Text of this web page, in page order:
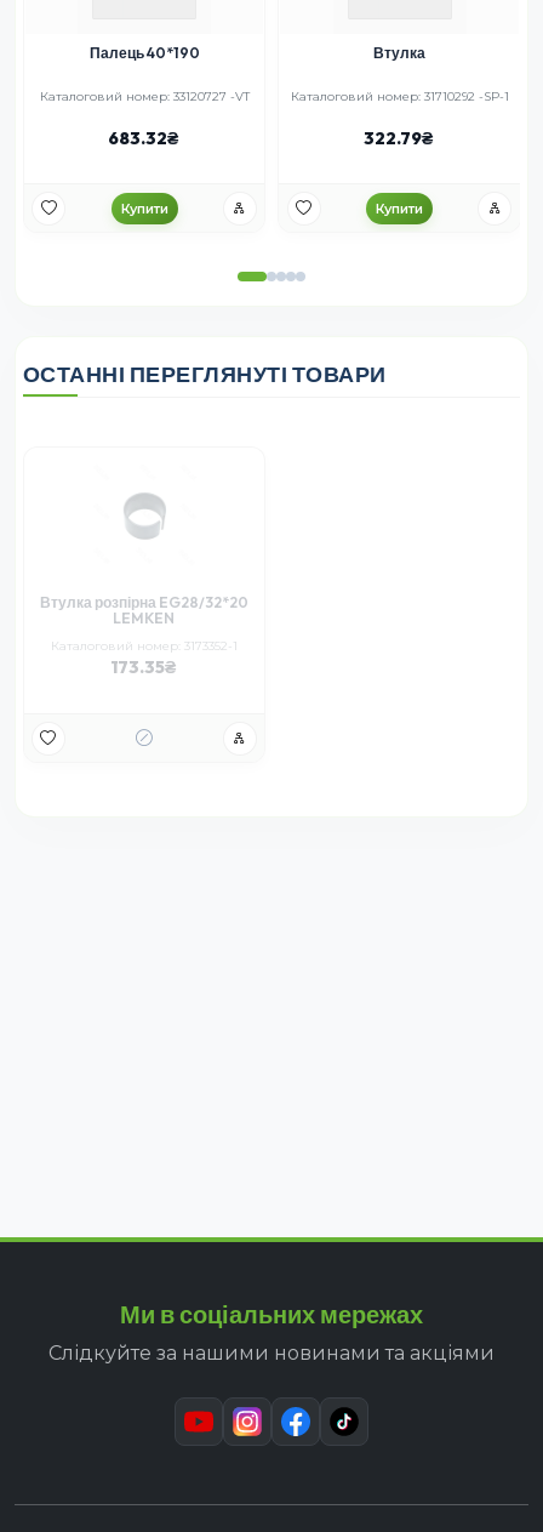
Палець 40*190
Каталоговий номер: 33120727 -VT
683.32
Купити
Втулка
Каталоговий номер: 31710292 -SP-1
322.79
Купити
ОСТАННІ ПЕРЕГЛЯНУТІ ТОВАРИ
Втулка розпірна EG28/32*20
LEMKEN
Каталоговий номер: 3173352-1
173.35
Ми в соціальних мережах
Слідкуйте за нашими новинами та акціями